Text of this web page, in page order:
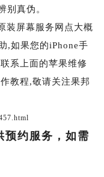
别真伪。
装屏幕服务网点大概
,如果您的iPhone手
系上面的苹果维修
教程,敬请关注果邦
约服务，如需